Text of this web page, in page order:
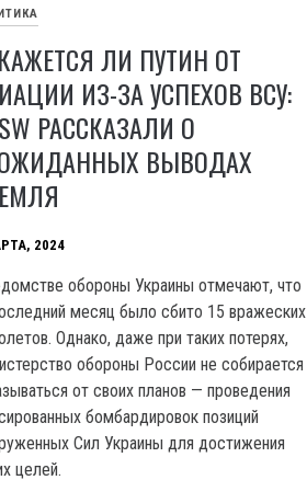
ЛИ ПУТИН ОТ
ИЗ-ЗА УСПЕХОВ ВСУ:
РАССКАЗАЛИ О
ВЫВОДАХ
2024
обороны Украины отмечают, что
месяц было сбито 15 вражеских
Однако, даже при таких потерях,
обороны России не собирается
от своих планов — проведения
бомбардировок позиций
Сил Украины для достижения
целей.